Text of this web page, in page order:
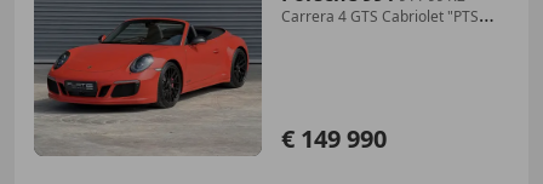
Carrera 4 GTS Cabriolet "PTS
€ 149 990